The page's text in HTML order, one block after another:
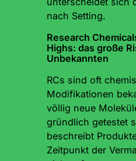
nach Setting.
Research
Highs: das große
Unbekannten
RCs sind oft
Modifikationen
völlig neue
gründlich getestet
beschreibt
Zeitpunkt der